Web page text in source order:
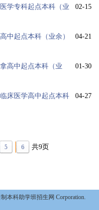
02-15
学专科起点本科（业
04-21
中起点本科（业余）
01-30
高中起点本科（业
04-27
床医学高中起点本科
5 6 共9页
本科助学班招生网 Corporation.